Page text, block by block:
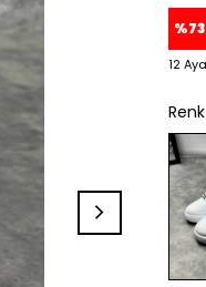
%73
12
Renk